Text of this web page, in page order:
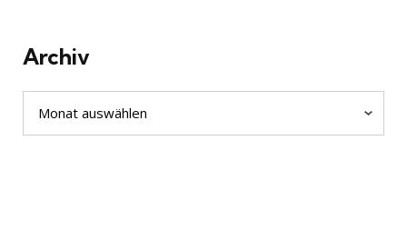
Archiv
Archiv